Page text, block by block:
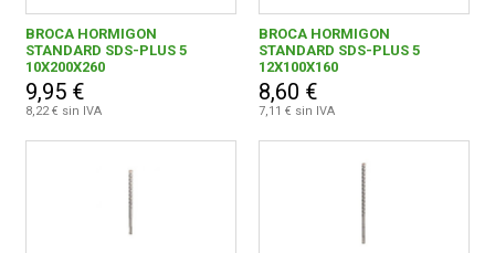
BROCA HORMIGON
STANDARD SDS-PLUS 5
10X200X260
9,95 €
8,22 € sin IVA
BROCA HORMIGON
STANDARD SDS-PLUS 5
12X100X160
8,60 €
7,11 € sin IVA